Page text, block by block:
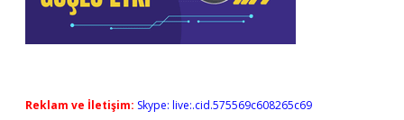
Reklam ve İletişim: Skype: live:.cid.575569c608265c69